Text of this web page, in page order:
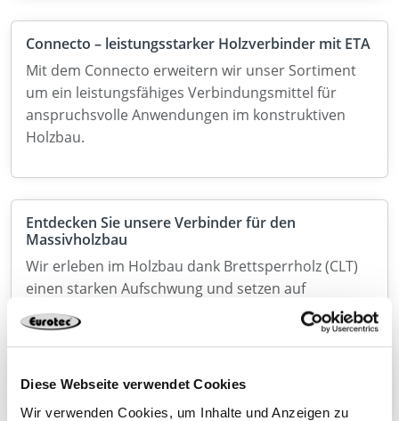
Diese Webseite verwendet Cookies
Wir verwenden Cookies, um Inhalte und Anzeigen zu
Connecto – leistungsstarker Holzverbinder mit ETA
Mit dem Connecto erweitern wir unser Sortiment
um ein leistungsfähiges Verbindungsmittel für
anspruchsvolle Anwendungen im konstruktiven
Holzbau.
Entdecken Sie unsere Verbinder für den
Massivholzbau
Wir erleben im Holzbau dank Brettsperrholz (CLT)
einen starken Aufschwung und setzen auf
ökologische, tragfähige und flexible Lösungen. Mit
innovativen Verbindern und praxisnahen
effiziente Holzbaukonstruktionen.